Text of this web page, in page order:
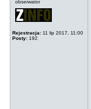
obserwator
Rejestracja: 11 lip 2017, 11:00
Posty: 192